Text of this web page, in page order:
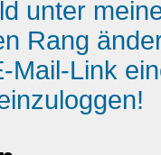
unter
Rang
Mail-Link